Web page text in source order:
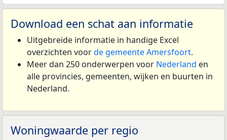
Download een schat aan informatie
Uitgebreide informatie in handige Excel
overzichten voorde gemeente Amersfoort.
Meer dan 250 onderwerpen voor Nederland en
alle provincies, gemeenten, wijken en buurten in
Nederland.
Woningwaarde per regio